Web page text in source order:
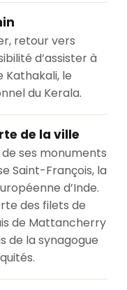
retour vers
d’assister à
le
du Kerala.
de la ville
ses monuments
Saint-François, la
d’Inde.
des filets de
de Mattancherry
de la synagogue